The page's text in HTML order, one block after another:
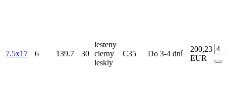
7.5x17 6 139.7 30
lesteny
cierny
leskly
C35 Do 3-4 dní
200,23
EUR